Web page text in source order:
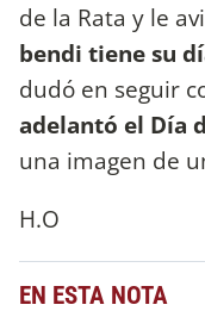
de la Rata y le
bendi tiene su
dudó en seguir
adelantó el Día
una imagen de
H.O
EN ESTA NOTA